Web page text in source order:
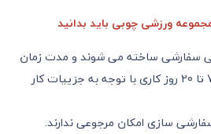
ورزشی چوبی باید بدانید
سفارشی ساخته می شوند و مدت زمان
آماده سازی آنها بین 7 تا 20 روز کاری با توجه به جزییات کار
سازی امکان مرجوعی ندارند.